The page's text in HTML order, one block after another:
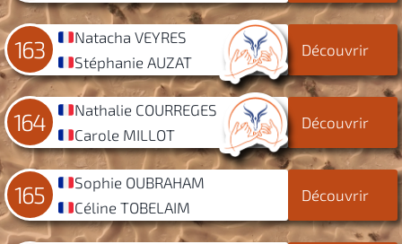
163
Natacha VEYRES
Stéphanie AUZAT
Découvrir
164
Nathalie COURREGES
Carole MILLOT
Découvrir
165
Sophie OUBRAHAM
Céline TOBELAIM
Découvrir